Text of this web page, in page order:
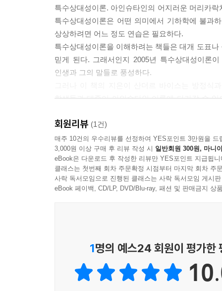
특수상대성이론. 아인슈타인의 어지러운 머리카
특수상대성이론은 어떤 의미에서 기하학에 불과
상상하려면 어느 정도 연습은 필요하다.
특수상대성이론을 이해하려는 책들은 대개 도표
믿게 된다. 그래서인지 2005년 특수상대성이론
인생과 그의 말들로 풍성하다.
학생들과 대중이 아인슈타인 이론에 다가갈 수
8칸으로 이루어진 다이어그램이 일관되게 등장한
“나는 결코 미래를 생각하지 않는다. 미래를 곧 다
아인슈타인에게 상대성이론에 대한 설명을 들었
이해하고 있다는 사실”만 확실히 알 수 있었다고
영화잡지 인터뷰 끝에 궁금한 걸 물으라는 기자의
이 책이 특수상대성이론을 우리 시계로 끌어들
곧 기하학이라는 간주가 끝나면(5장), 드디어 운
유명한 E=mc2과 조우한다(6장, 7장). 이즈음 독
아울러 새로운 장으로 넘어가는 지점에 아인슈
회원리뷰 (1건)
매주 10건의 우수리뷰를 선정하여 YES포인트 3만원을 드
3,000원 이상 구매 후 리뷰 작성 시 일반회원 300원, 마니
eBook은 다운로드 후 작성한 리뷰만 YES포인트 지급됩니
클래스는 첫번째 회차 주문확정 시점부터 마지막 회차 주
사락 독서모임으로 진행된 클래스는 사락 독서모임 게시
eBook 페이백, CD/LP, DVD/Blu-ray, 패션 및 판매금지 상
1명의 예스24 회원이 평가한